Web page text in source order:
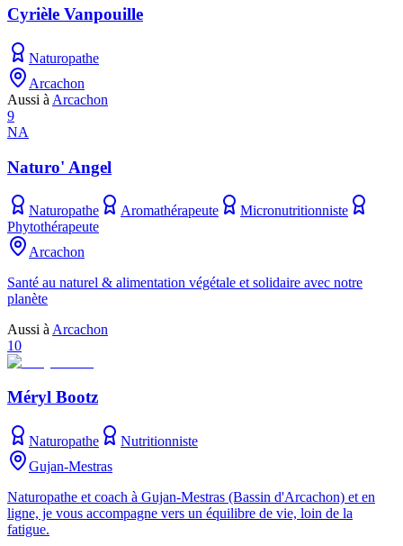
Cyrièle Vanpouille
Naturopathe
Arcachon
Aussi à Arcachon
9
NA
Naturo' Angel
Naturopathe Aromathérapeute
Micronutritionniste
Phytothérapeute
Arcachon
Santé au naturel & alimentation végétale et solidaire avec notre
planète
Aussi àArcachon
10
Méryl Bootz
Naturopathe
Nutritionniste
Gujan-Mestras
Naturopathe et coach à Gujan-Mestras (Bassin d'Arcachon) et en
ligne, je vous accompagne vers un équilibre de vie, loin de la
fatigue.